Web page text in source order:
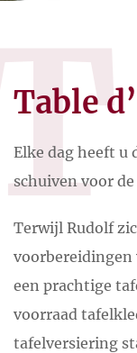
Table
Elke dag heeft u
schuiven voor de
Terwijl Rudolf
voorbereidingen
een prachtige
voorraad
tafelversiering